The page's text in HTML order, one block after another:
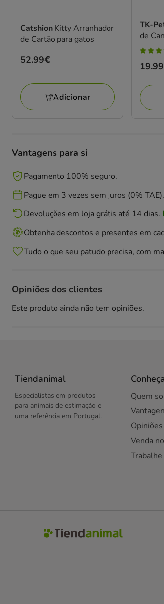
Catshion Kitty Arranhador
de Cartão para gatos
Preço
52.99€
Adicionar
TK-
de
4.5
4
Preço
Vantagens para si
Pagamento 100% seguro.
Pague em 3 vezes sem juros (0%
Devoluções em loja grátis até 14 dias.
Obtenha descontos e presentes em
Tudo o que seu patudo precisa, com
Opiniões dos clientes
Este produto ainda não tem opiniões.
Tiendanimal
Especialistas em produtos
para animais de estimação e
uma referência em Portugal.
Quem
Venda
Trabalhe